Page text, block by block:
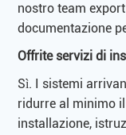
nostro team
documentazione
Offrite servizi di
Sì. I sistemi
ridurre al minimo
installazione,